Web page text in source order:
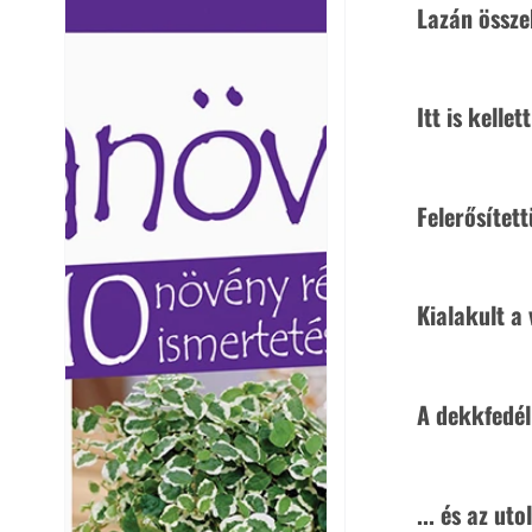
Ezermester
Lazán
Itt is
Kialakult a
A
... és az